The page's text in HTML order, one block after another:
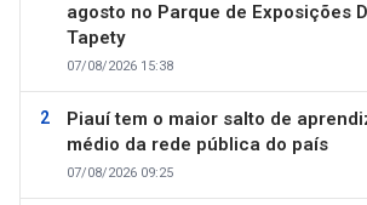
agosto no Parque de Exposições
Tapety
07/08/2026 15:38
Piauí tem o maior salto de
médio da rede pública do país
07/08/2026 09:25